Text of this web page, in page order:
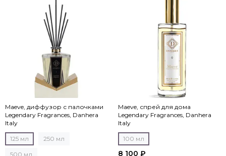
Maeve, диффузор с палочками
Legendary Fragrances, Danhera
Italy
125 мл 250 мл
500 мл
Maeve, спрей для дома
Legendary Fragrances, Danhera
Italy
100 мл
8 100 ₽